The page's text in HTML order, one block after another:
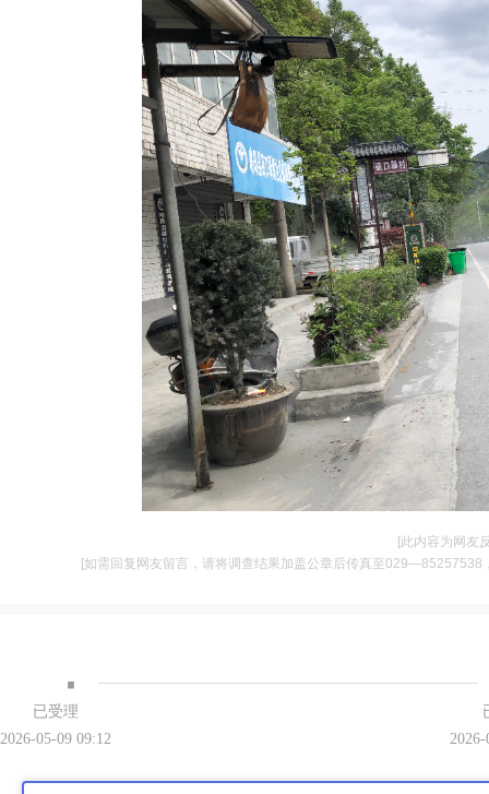
[此内容为网友
[如需回复网友留言，请将调查结果加盖公章后传真至
·
已受理
2026-05-09 09:12
2026-